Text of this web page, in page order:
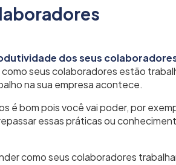
dos seus
seus colaboradores estão
na sua empresa acontece.
é bom pois você vai poder, por
essas práticas ou
como seus colaboradores